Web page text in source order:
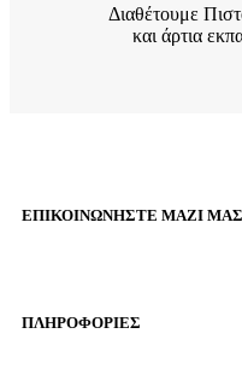
Διαθέτουμε
και άρτια
ΕΠΙΚΟΙΝΩΝΉΣΤΕ ΜΑΖΊ ΜΑΣ
Τηλέφωνο:
ΠΛΗΡΟΦΟΡΊΕΣ